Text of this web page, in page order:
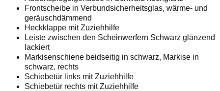
Frontscheibe in Verbundsicherheitsglas, wärme- und
geräuschdämmend
Heckklappe mit Zuziehhilfe
Leiste zwischen den Scheinwerfern Schwarz glänzend
lackiert
Markisenschiene beidseitig in schwarz, Markise in
schwarz, rechts
Schiebetür links mit Zuziehhilfe
Schiebetür rechts mit Zuziehhilfe